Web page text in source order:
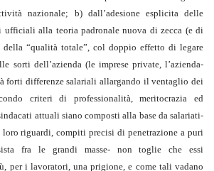
nazionale; b) dall’adesione esplicita delle
ufficiali alla teoria padronale nuova di zecca (e di
della “qualità totale”, col doppio effetto di legare
sorti dell’azienda (le imprese private, l’azienda-
forti differenze salariali allargando il ventaglio dei
criteri di professionalità, meritocrazia ed
attuali siano composti alla base da salariati-
riguardi, compiti precisi di penetrazione a puri
fra le grandi masse- non toglie che essi
per i lavoratori, una prigione, e come tali vadano